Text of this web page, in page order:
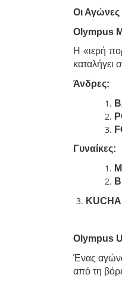
Οι Αγώνες
Olympus
Η «ιερή
καταλήγει
Άνδρες:
Γυναίκες:
Olympus
Ένας
από τη